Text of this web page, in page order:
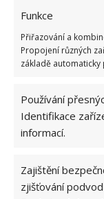
Funkce
Přiřazování a
Propojení různých
základě
Používání
Identifikace
informací.
Zajištění
zjišťování
další vytírání.